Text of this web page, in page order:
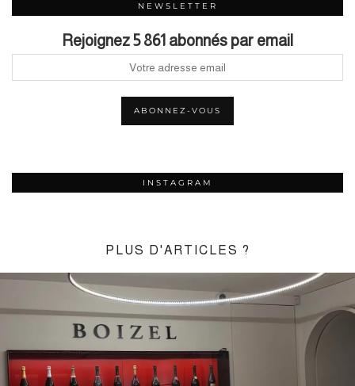
NEWSLETTER
Rejoignez 5 861 abonnés par email
INSTAGRAM
PLUS D'ARTICLES ?